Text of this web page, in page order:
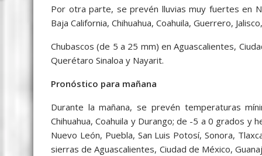
Por otra parte, se prevén lluvias muy fuertes en
Baja California, Chihuahua, Coahuila, Guerrero,
Chubascos (de 5 a 25 mm) en Aguascalientes,
Querétaro Sinaloa y Nayarit.
Pronóstico para mañana
Durante la mañana, se prevén temperaturas
Chihuahua, Coahuila y Durango; de -5 a 0 grados y
Nuevo León, Puebla, San Luis Potosí, Sonora,
sierras de Aguascalientes, Ciudad de México,